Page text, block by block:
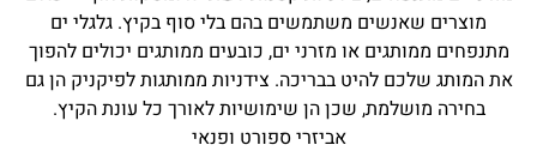
מוצרים שאנשים משתמשים בהם בלי סוף בקיץ. גלגלי ים
מתנפחים ממותגים או מזרני ים, כובעים ממותגיםיכולים להפוך
המותג שלכם להיט בבריכה.צידניות ממותגותלפיקניק הן גם
בחירה מושלמת, שכן הן שימושיות לאורך כל עונת הקיץ.
אביזרי ספורט ופנאי